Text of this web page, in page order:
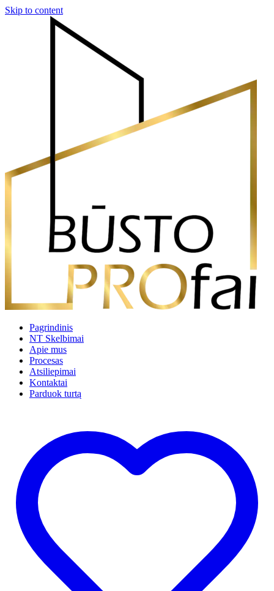
Skip to content
Pagrindinis
NT Skelbimai
Apie mus
Procesas
Atsiliepimai
Kontaktai
Parduok turtą